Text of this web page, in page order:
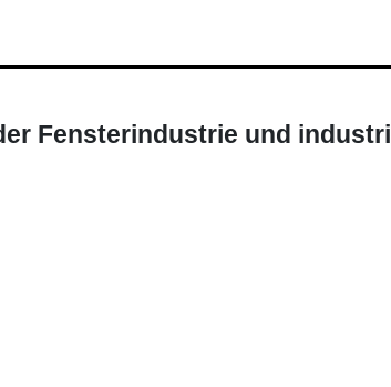
Fensterindustrie und